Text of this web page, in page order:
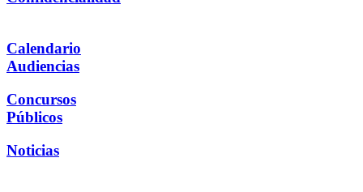
Calendario
Audiencias
Concursos
Públicos
Noticias